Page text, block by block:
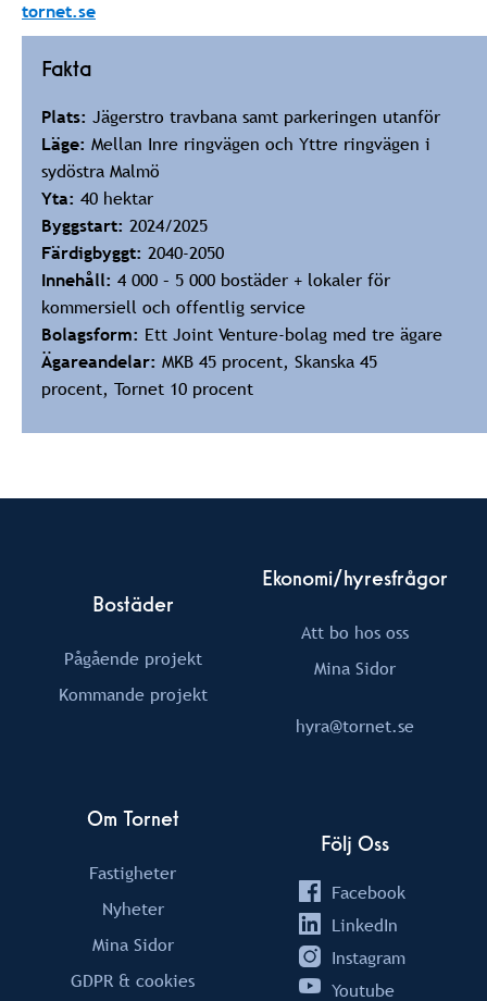
tornet.se
Fakta
Plats: Jägerstro travbana samt parkeringen utanför
Läge: Mellan Inre ringvägen och Yttre ringvägen i
sydöstra Malmö
Yta: 40 hektar
Byggstart: 2024/2025
Färdigbyggt: 2040-2050
Innehåll: 4 000 – 5 000 bostäder + lokaler för
kommersiell och offentlig service
Bolagsform: Ett Joint Venture-bolag med tre ägare
Ägareandelar: MKB 45 procent, Skanska 45
procent, Tornet 10 procent
Bostäder
Pågående projekt
Kommande projekt
Ekonomi/hyresfrågor
Att bo hos oss
Mina Sidor
hyra@tornet.se
Om Tornet
Fastigheter
Nyheter
Mina Sidor
GDPR & cookies
Följ Oss
Facebook
LinkedIn
Instagram
Youtube